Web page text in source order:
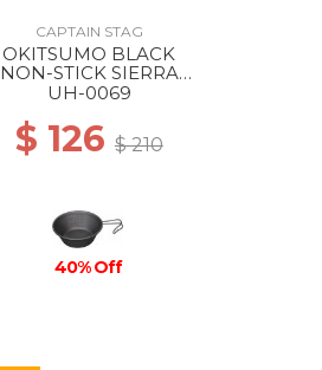
CAPTAIN STAG
OKITSUMO BLACK
NON-STICK SIERRA
CUP 320ML ML
UH-0069
$ 126 $ 210
40% Off